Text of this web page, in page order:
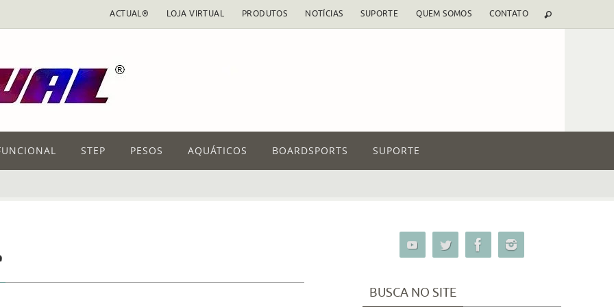
ACTUAL® LOJA VIRTUAL PRODUTOS NOTÍCIAS SUPORTE QUEM SOMOS CONTATO
STEP PESOS AQUÁTICOS BOARDSPORTS SUPORTE
BUSCA NO SITE